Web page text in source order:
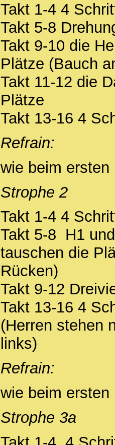
Takt 1-4 4
Takt 5-8
Takt 9-10 die
Plätze (Bauch
Takt 11-12 die
Plätze
Takt 13-16 4
Refrain:
wie beim ersten
Strophe 2
Takt 1-4 4
Takt 5-8 H1
tauschen die
Rücken)
Takt 9-12
Takt 13-16 4
(Herren stehen
links)
Refrain:
wie beim ersten
Strophe 3a